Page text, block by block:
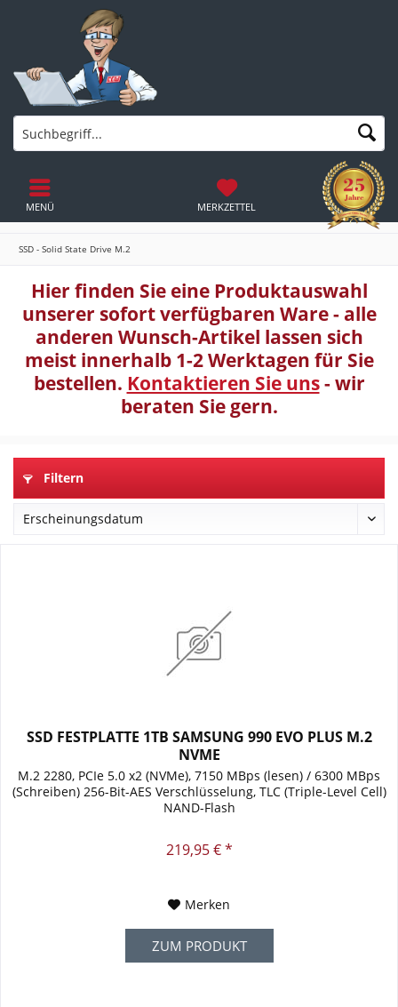
MERKZETTEL
MENÜ
SSD - Solid State Drive M.2
Hier finden Sie eine Produktauswahl
unserer sofort verfügbaren Ware - alle
anderen Wunsch-Artikel lassen sich
meist innerhalb 1-2 Werktagen für Sie
bestellen. Kontaktieren Sie uns- wir
beraten Sie gern.
Filtern
SSD FESTPLATTE 1TB SAMSUNG 990 EVO PLUS M.2
NVME
M.2 2280, PCIe 5.0 x2 (NVMe), 7150 MBps (lesen) / 6300 MBps
(Schreiben) 256-Bit-AES Verschlüsselung, TLC (Triple-Level Cell)
NAND-Flash
219,95 € *
Merken
ZUM PRODUKT